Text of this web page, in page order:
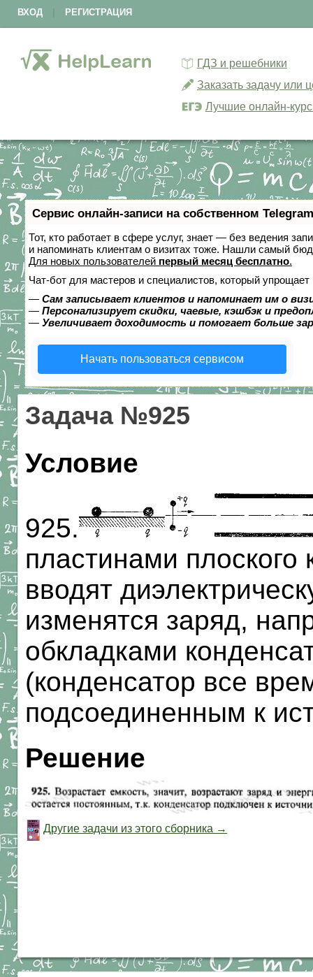
ВХОД РЕГИСТРАЦИЯ
ГДЗ и решебники
Заказать задачу или
Лучшие онлайн-
Сервис онлайн-записи на собственном
Тот, кто работает в сфере услуг, знает — без ведения
и напоминать клиентам о визитах тоже. Нашли самый
Для новых пользователей первый месяц бесплатно.
Чат-бот для мастеров и специалистов, который упрощает
— Сам записывает клиентов и напоминает им о
— Персонализирует скидки, чаевые, кэшбэк и
— Увеличивает доходимость и помогает больше
Начать пользоваться сервисом
Задача №925
Условие
925.
пластинами плоского
вводят
изменятся заряд,
обкладками
(конденсатор все
подсоединенным к
Решение
Другие задачи из этого сборника →